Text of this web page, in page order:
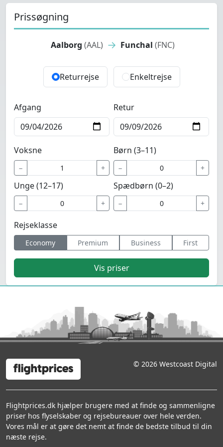
Prissøgning
Aalborg (AAL) → Funchal (FNC)
Returrejse Enkeltrejse
Afgang Retur
Voksne
− +
Børn (3–11)
− +
Unge (12–17)
− +
Spædbørn (0–2)
− +
Rejseklasse
Economy Premium Business First
Vis priser
© 2026 Westcoast Digital
Flightprices.dk hjælper brugere med at finde og sammenligne
priser hos flyselskaber og rejsebureauer over hele verden.
Vores mål er at gøre det nemt at finde de bedste tilbud til din
næste rejse.